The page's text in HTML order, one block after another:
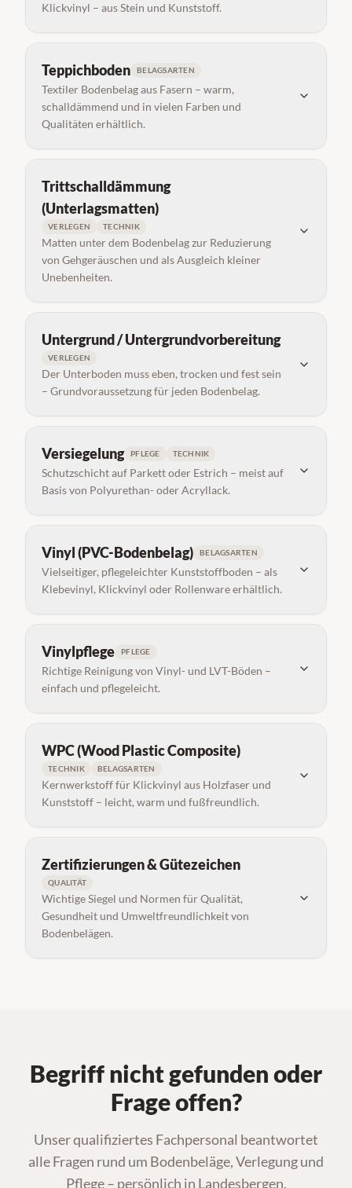
Klickvinyl – aus Stein und Kunststoff.
Teppichboden BELAGSARTEN
Textiler Bodenbelag aus Fasern – warm,
schalldämmend und in vielen Farben und
Qualitäten erhältlich.
Trittschalldämmung
(Unterlagsmatten)
VERLEGEN TECHNIK
Matten unter dem Bodenbelag zur Reduzierung
von Gehgeräuschen und als Ausgleich kleiner
Unebenheiten.
Untergrund / Untergrundvorbereitung
VERLEGEN
Der Unterboden muss eben, trocken und fest sein
– Grundvoraussetzung für jeden Bodenbelag.
Versiegelung PFLEGE TECHNIK
Schutzschicht auf Parkett oder Estrich – meist auf
Basis von Polyurethan- oder Acryllack.
Vinyl (PVC-Bodenbelag) BELAGSARTEN
Vielseitiger, pflegeleichter Kunststoffboden – als
Klebevinyl, Klickvinyl oder Rollenware erhältlich.
Vinylpflege PFLEGE
Richtige Reinigung von Vinyl- und LVT-Böden –
einfach und pflegeleicht.
WPC (Wood Plastic Composite)
TECHNIK BELAGSARTEN
Kernwerkstoff für Klickvinyl aus Holzfaser und
Kunststoff – leicht, warm und fußfreundlich.
Zertifizierungen & Gütezeichen
QUALITÄT
Wichtige Siegel und Normen für Qualität,
Gesundheit und Umweltfreundlichkeit von
Bodenbelägen.
Begriff nicht gefunden oder
Frage offen?
Unser qualifiziertes Fachpersonal beantwortet
alle Fragen rund um Bodenbeläge, Verlegung und
Pflege – persönlich in Landesbergen.